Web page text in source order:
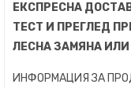
ЕКСПРЕСНА
ТЕСТ И ПРЕГЛЕД
ЛЕСНА ЗАМЯНА
ИНФОРМАЦИЯ ЗА